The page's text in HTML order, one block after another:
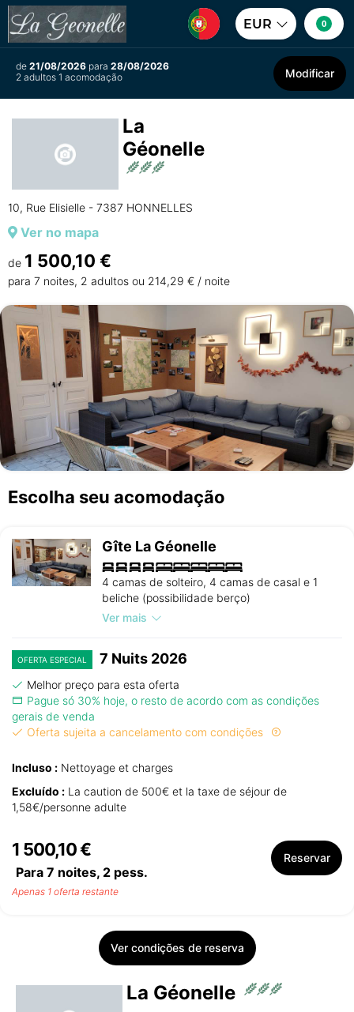
EUR 0
de 21/08/2026 para 28/08/2026
2 adultos 1 acomodação
Modificar
La
Géonelle
10, Rue Elisielle - 7387 HONNELLES
Ver no mapa
de 1 500,10 €
para 7 noites, 2 adultos ou 214,29 € / noite
Escolha seu acomodação
Gîte La Géonelle
4 camas de solteiro, 4 camas de casal e 1
beliche (possibilidade berço)
Ver mais
OFERTA ESPECIAL 7 Nuits 2026
Melhor preço para esta oferta
Pague só 30% hoje, o resto de acordo com as condições
gerais de venda
Oferta sujeita a cancelamento com condições
Incluso : Nettoyage et charges
Excluído : La caution de 500€ et la taxe de séjour de
1,58€/personne adulte
1 500,10 €
Para 7 noites, 2 pess.
Reservar
Apenas 1 oferta restante
Ver condições de reserva
La Géonelle